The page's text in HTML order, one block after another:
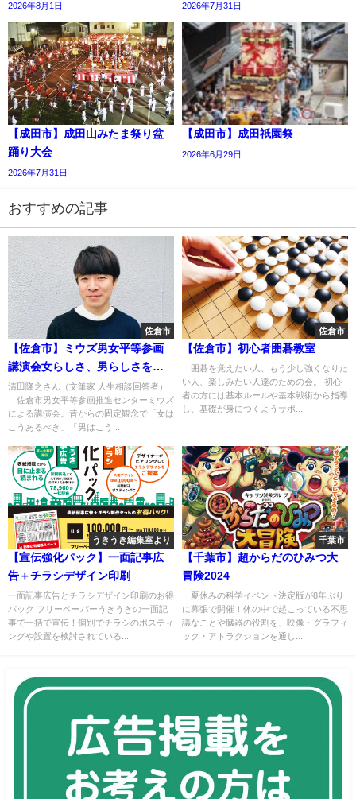
2026年8月1日 2026年7月31日
【成田市】成田山みたま祭り盆
踊り大会
2026年7月31日
【成田市】成田祇園祭
2026年6月29日
おすすめの記事
佐倉市
【佐倉市】ミウズ男女平等参画
講演会女らしさ、男らしさをこ
えて～そもそも、ジェンダーっ
てなに～
清田隆之さん（文筆家 人生相談回答者）
佐倉市男女平等参画推進センターミウズ
による講演会。昔からの固定観念で「女は
こうあるべき」「男はこう...
佐倉市
【佐倉市】初心者囲碁教室
囲碁を覚えたい人、もう少し強くなりた
い人、楽しみたい人達のための会。 初心
者の方には基本ルールや基本戦術から指導
し、基礎が身につくようサポ...
うきうき編集室より
【宣伝強化パック】一面記事広
告＋チラシデザイン印刷
一面記事広告とチラシデザイン印刷のお得
パック フリーペーパーうきうきの一面記
事で一括で宣伝！個別でチラシのポスティ
ングや設置を検討されている...
千葉市
【千葉市】超からだのひみつ大
冒険2024
夏休みの科学イベント決定版が8年ぶり
に幕張で開催！体の中で起こっている不思
議なことや臓器の役割を、映像・グラフィ
ック・アトラクションを通し...